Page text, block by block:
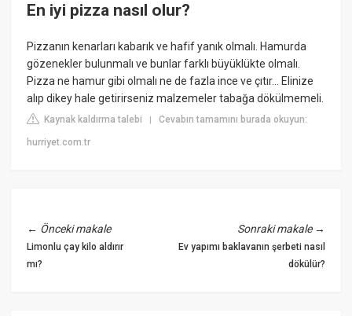
En iyi pizza nasıl olur?
Pizzanın kenarları kabarık ve hafif yanık olmalı. Hamurda
gözenekler bulunmalı ve bunlar farklı büyüklükte olmalı.
Pizza ne hamur gibi olmalı ne de fazla ince ve çıtır... Elinize
alıp dikey hale getirirseniz malzemeler tabağa dökülmemeli.
Kaynak kaldırma talebi |Cevabın tamamını burada okuyun:
hurriyet.com.tr
← Önceki makale
Limonlu çay kilo aldırır
mı?
Sonraki makale→
Ev yapımı baklavanın şerbeti nasıl
dökülür?